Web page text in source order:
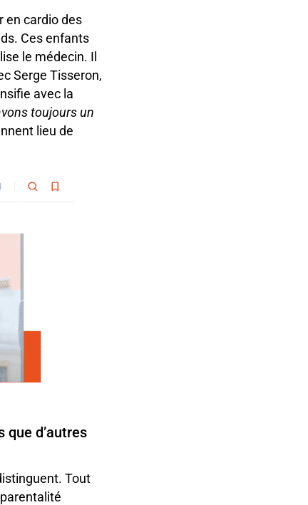
en cardio des
Ces enfants
le médecin. Il
Serge Tisseron,
avec la
toujours un
lieu de
d’autres
Tout